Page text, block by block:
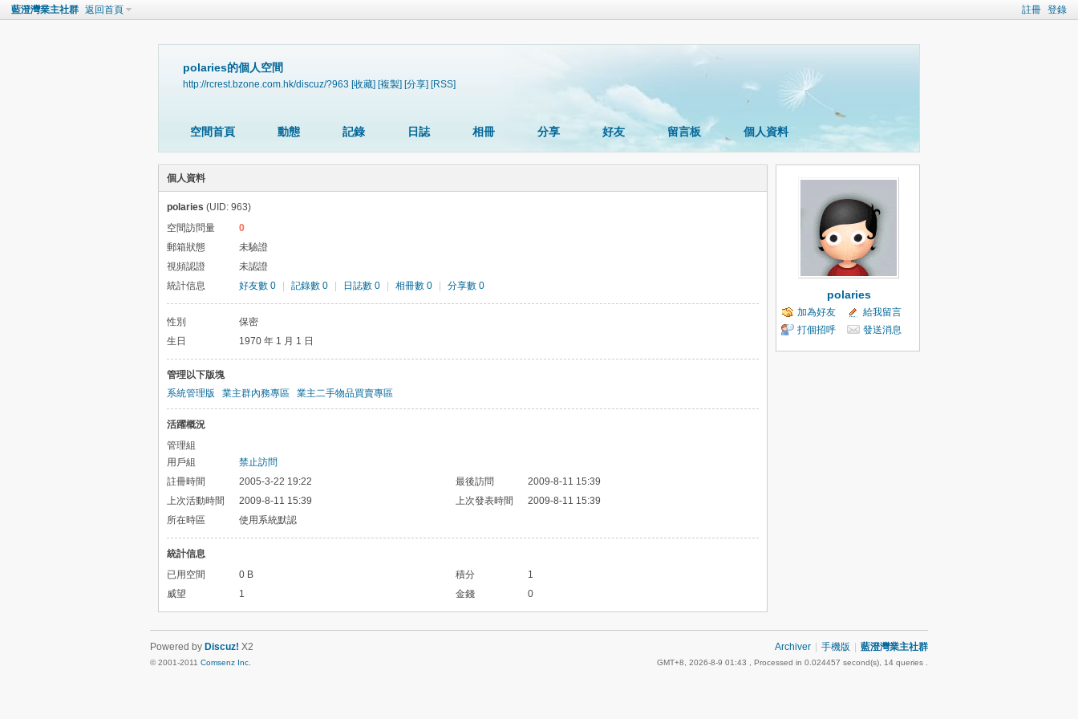
註冊 登錄
藍澄灣業主社群 返回首頁
polaries的個人空間
http://rcrest.bzone.com.hk/discuz/?963 [收藏] [複製] [分享] [RSS]
空間首頁 動態 記錄 日誌 相冊 分享 好友 留言板 個人資料
個人資料
polaries (UID: 963)
空間訪問量
0
郵箱狀態
未驗證
視頻認證
未認證
統計信息
好友數 0 記錄數 0 日誌數 0 相冊數 0 分享數 0
性別
保密
生日
1970 年 1 月 1 日
管理以下版塊
系統管理版
業主群內務專區 業主二手物品買賣專區
活躍概況
管理組
用戶組
禁止訪問
註冊時間
2005-3-22 19:22 最後訪問
2009-8-11 15:39
上次活動時間
2009-8-11 15:39 上次發表時間
2009-8-11 15:39
所在時區
使用系統默認
統計信息
已用空間
0 B 積分
1
威望
1 金錢 0
polaries
加為好友
給我留言
打個招呼
發送消息
Archiver 手機版 藍澄灣業主社群
GMT+8, 2026-8-9 01:43 , Processed in 0.024457 second(s), 14 queries .
Powered by Discuz! X2
© 2001-2011 Comsenz Inc.